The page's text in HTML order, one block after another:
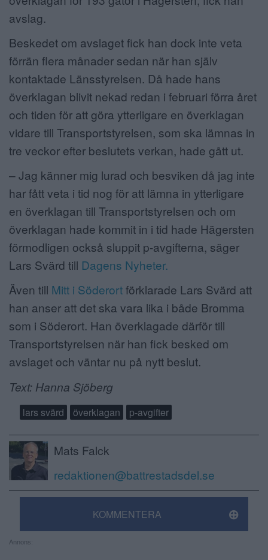
avslag.
Beskedet om avslaget fick han dock inte veta
förrän flera månader sedan när han själv
kontaktade Länsstyrelsen. Då hade hans
överklagan blivit nekad redan i februari förra året
och tiden för att göra ytterligare en överklagan
vidare till Transportstyrelsen, som ska lämnas in
tre veckor efter beslutets verkan, hade gått ut.
– Jag känner mig lurad och besviken då jag inte
har fått veta i tid nog för att lämna in ytterligare
en överklagan till Transportstyrelsen och om
överklagan hade kommit in i tid hade Hägersten
förmodligen också sluppit p-avgifterna, säger
Lars Svärd till Dagens Nyheter.
Även till Mitt i Söderortförklarade Lars Svärd att
han anser att det ska vara lika i både Bromma
som i Söderort. Han överklagade därför till
Transportstyrelsen när han fick besked om
avslaget och väntar nu på nytt beslut.
Text: Hanna Sjöberg
lars svärd överklagan p-avgifter
Mats Falck
redaktionen@battrestadsdel.se
KOMMENTERA
Annons: